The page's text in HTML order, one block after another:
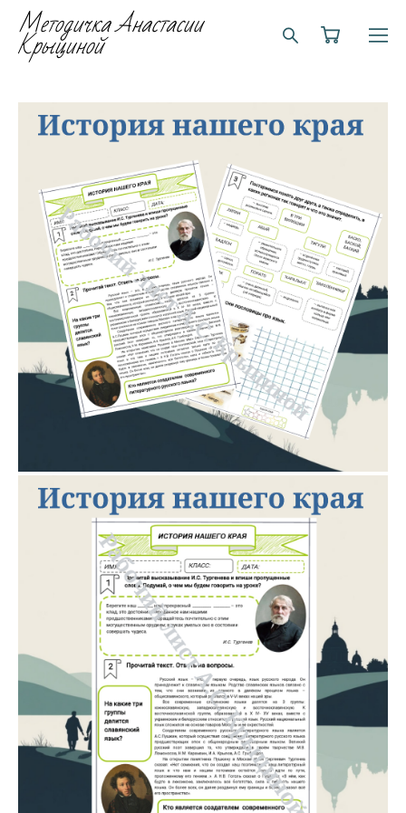
Методичка Анастасии
Крыциной